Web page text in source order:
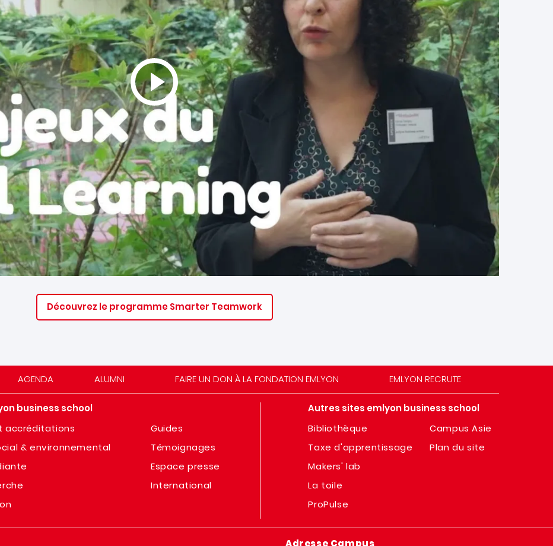
Découvrez le programme Smarter Teamwork
AGENDA ALUMNI FAIRE UN DON À LA FONDATION EMLYON EMLYON RECRUTE
business school
accréditations
& environnemental
Guides
Témoignages
Espace presse
International
Autres sites emlyon business school
Bibliothèque
Taxe d'apprentissage
Makers' lab
La toile
ProPulse
Campus Asie
Plan du site
Adresse Campus